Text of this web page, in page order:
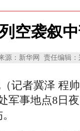
空袭叙
源：新华网 责任编辑
记者冀泽 程
军事地点8日